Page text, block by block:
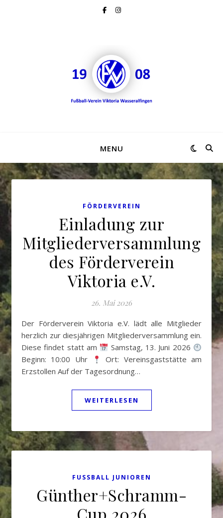
MENU
FÖRDERVEREIN
Einladung zur
Mitgliederversammlung
des Förderverein
Viktoria e.V.
26. Mai 2026
Der Förderverein Viktoria e.V. lädt alle Mitglieder
herzlich zur diesjährigen Mitgliederversammlung ein.
Diese findet statt am
Samstag, 13. Juni 2026
Beginn: 10:00 Uhr
Ort: Vereinsgaststätte am
Erzstollen Auf der Tagesordnung…
WEITERLESEN
FUSSBALL JUNIOREN
Günther+Schramm-